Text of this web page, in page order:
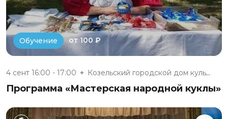
Обучение от 100 ₽
4 сент 16:00 - 17:00 Козельский городской дом культ...
Программа «Мастерская народной куклы»